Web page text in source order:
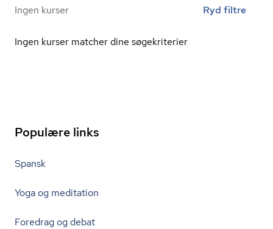
Ingen kurser Ryd filtre
Ingen kurser matcher dine søgekriterier
Populære links
Spansk
Yoga og meditation
Foredrag og debat